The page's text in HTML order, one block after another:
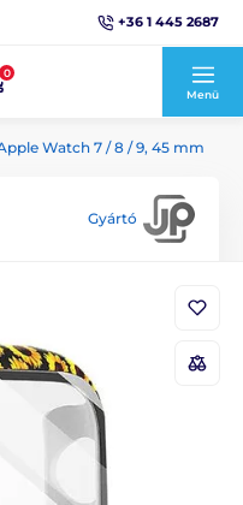
+36 1 445 2687
0
Menü
Watch 7 / 8 / 9, 45 mm
Gyártó